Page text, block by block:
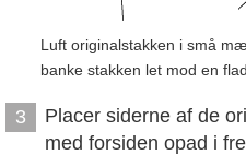
Luft originalstakken i små
banke stakken let mod en
3
Placer siderne af de
med forsiden opad i